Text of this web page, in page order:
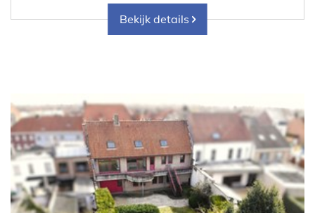
Bekijk details